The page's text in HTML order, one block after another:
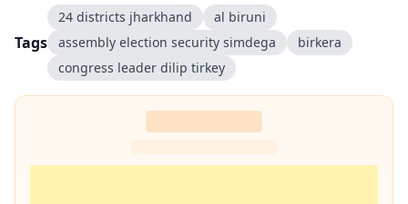
Tags
24 districts jharkhand
al biruni
assembly election security simdega
birkera
congress leader dilip tirkey